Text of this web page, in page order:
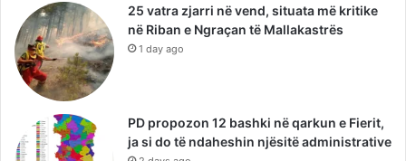
25 vatra zjarri në vend, situata më kritike
në Riban e Ngraçan të Mallakastrës
1 day ago
PD propozon 12 bashki në qarkun e Fierit,
ja si do të ndaheshin njësitë administrative